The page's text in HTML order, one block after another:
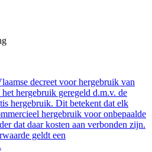
decreet voor hergebruik van
hergebruik geregeld d.m.v. de
hergebruik. Dit betekent dat elk
hergebruik voor onbepaalde
dat daar kosten aan verbonden zijn.
geldt een